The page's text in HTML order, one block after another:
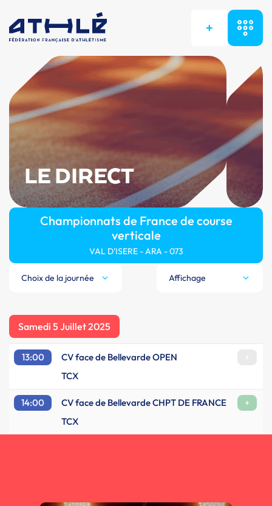
+
LE DIRECT
Championnats de France de course
verticale
VAL D'ISERE - ARA - 073
Choix de la journée Affichage
Samedi 5 Juillet 2025
13:00 CV face de Bellevarde OPEN
TCX
14:00 CV face de Bellevarde CHPT DE FRANCE
+
TCX